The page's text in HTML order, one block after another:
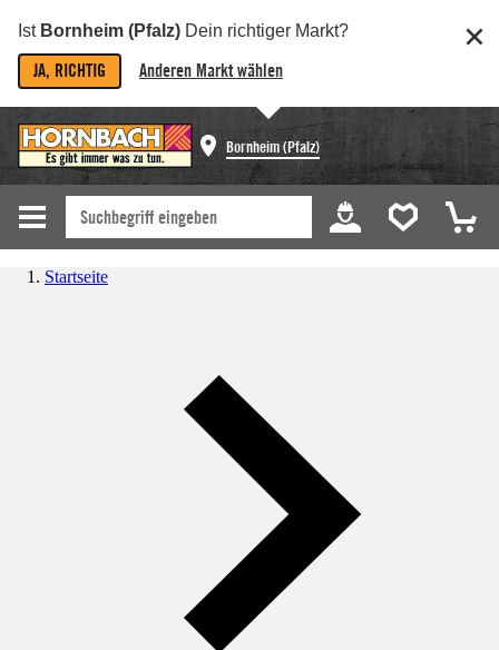
Ist Bornheim (Pfalz) Dein richtiger Markt?
JA, RICHTIG Anderen Markt wählen
Bornheim (Pfalz)
Startseite